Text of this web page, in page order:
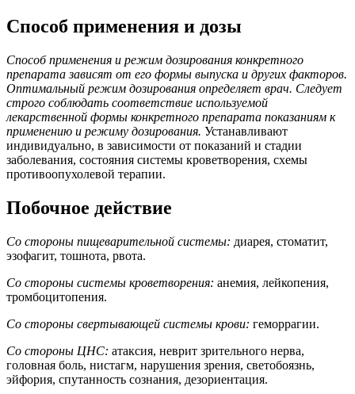
Способ применения и дозы
Способ применения и режим дозирования конкретного
препарата зависят от его формы выпуска и других факторов.
Оптимальный режим дозирования определяет врач. Следует
строго соблюдать соответствие используемой
лекарственной формы конкретного препарата показаниям к
применению и режиму дозирования. Устанавливают
индивидуально, в зависимости от показаний и стадии
заболевания, состояния системы кроветворения, схемы
противоопухолевой терапии.
Побочное действие
Со стороны пищеварительной системы: диарея, стоматит,
эзофагит, тошнота, рвота.
Со стороны системы кроветворения: анемия, лейкопения,
тромбоцитопения.
Со стороны свертывающей системы крови: геморрагии.
Со стороны ЦНС: атаксия, неврит зрительного нерва,
головная боль, нистагм, нарушения зрения, светобоязнь,
эйфория, спутанность сознания, дезориентация.